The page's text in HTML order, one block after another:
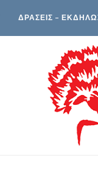
ΔΡΑΣΕΙΣ –